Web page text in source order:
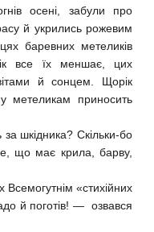
осені, забули про
й укрились рожевим
баревних метеликів
все їх меншає, цих
й сонцем. Щорік
приносить
шкідника? Скільки-бо
що має крила, барву,
«стихійних
й поготів! — озвався